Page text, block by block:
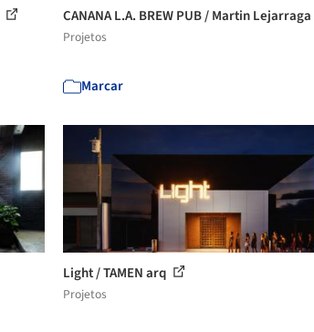
CANANA L.A. BREW PUB / Martin Lejarraga
Projetos
Marcar
Light / TAMEN arq
Projetos